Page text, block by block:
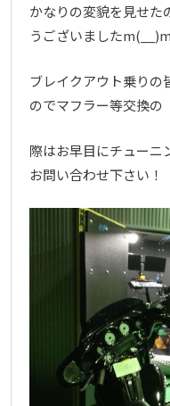
かなりの変貌を見せた
うございましたm(__)m
ブレイクアウト乗り
のでマフラー等交換の
際はお早目にチュー
お問い合わせ下さい！